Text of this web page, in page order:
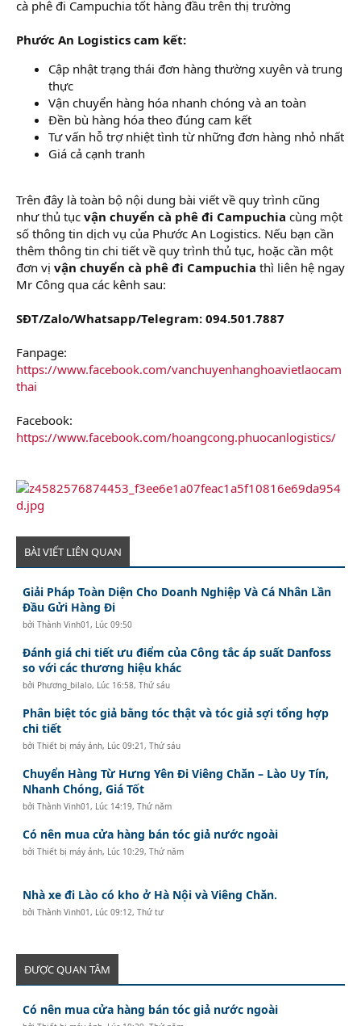
cà phê đi Campuchia tốt hàng đầu trên thị trường
Phước An Logistics cam kết:
Cập nhật trạng thái đơn hàng thường xuyên và trung
thực
Vận chuyển hàng hóa nhanh chóng và an toàn
Đền bù hàng hóa theo đúng cam kết
Tư vấn hỗ trợ nhiệt tình từ những đơn hàng nhỏ nhất
Giá cả cạnh tranh
Trên đây là toàn bộ nội dung bài viết về quy trình cũng
như thủ tục vận chuyển cà phê đi Campuchia cùng một
số thông tin dịch vụ của Phước An Logistics. Nếu bạn cần
thêm thông tin chi tiết về quy trình thủ tục, hoặc cần một
đơn vị vận chuyển cà phê đi Campuchia thì liên hệ ngay
Mr Công qua các kênh sau:
SĐT/Zalo/Whatsapp/Telegram: 094.501.7887
Fanpage:
https://www.facebook.com/vanchuyenhanghoavietlaocam
thai
Facebook:
https://www.facebook.com/hoangcong.phuocanlogistics/
BÀI VIẾT LIÊN QUAN
Giải Pháp Toàn Diện Cho Doanh Nghiệp Và Cá Nhân Lần
Đầu Gửi Hàng Đi
bởiThành Vinh01, Lúc 09:50
Đánh giá chi tiết ưu điểm của Công tắc áp suất Danfoss
so với các thương hiệu khác
bởi Phương_bilalo, Lúc 16:58, Thứ sáu
Phân biệt tóc giả bằng tóc thật và tóc giả sợi tổng hợp
chi tiết
bởiThiết bị máy ảnh, Lúc 09:21, Thứ sáu
Chuyển Hàng Từ Hưng Yên Đi Viêng Chăn – Lào Uy Tín,
Nhanh Chóng, Giá Tốt
bởiThành Vinh01, Lúc 14:19, Thứ năm
Có nên mua cửa hàng bán tóc giả nước ngoài
bởiThiết bị máy ảnh, Lúc 10:29, Thứ năm
Nhà xe đi Lào có kho ở Hà Nội và Viêng Chăn.
bởiThành Vinh01, Lúc 09:12, Thứ tư
ĐƯỢC QUAN TÂM
Có nên mua cửa hàng bán tóc giả nước ngoài